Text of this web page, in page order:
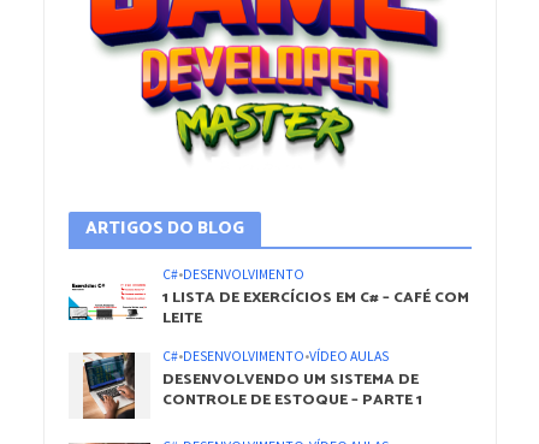
ARTIGOS DO BLOG
C#•DESENVOLVIMENTO
1 LISTA DE EXERCÍCIOS EM C# – CAFÉ COM
LEITE
C#•DESENVOLVIMENTO•VÍDEO AULAS
DESENVOLVENDO UM SISTEMA DE
CONTROLE DE ESTOQUE – PARTE 1